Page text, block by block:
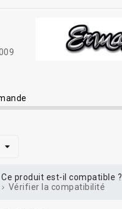
Ce produit est-il compatible ?
Vérifier la compatibilité